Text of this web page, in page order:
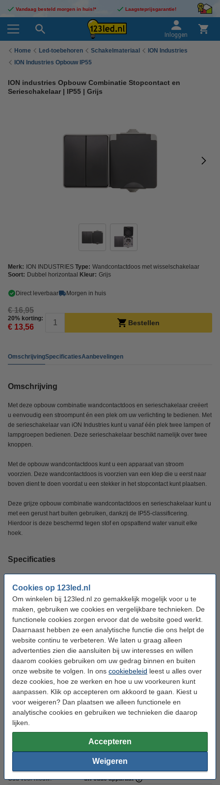
Cookies op 123led.nl
Om winkelen bij 123led.nl zo gemakkelijk mogelijk voor u te
maken, gebruiken we cookies en vergelijkbare technieken. De
functionele cookies zorgen ervoor dat de website goed werkt.
Daarnaast hebben ze een analytische functie die ons helpt de
website continu te verbeteren. We laten u graag alleen
advertenties zien die aansluiten bij uw interesses en willen
daarom cookies gebruiken om uw gedrag binnen en buiten
onze website te volgen. In ons cookiebeleid leest u alles over
deze cookies, hoe ze werken en hoe u uw voorkeuren kunt
aanpassen. Klik op accepteren om akkoord te gaan. Kiest u
voor weigeren? Dan plaatsen we alleen functionele en
analytische cookies en gebruiken we technieken die daarop
lijken.
Accepteren
Weigeren
Vandaag besteld morgen in huis!* Laagsteprijsgarantie!
Inloggen
Home Led-toebehoren Schakelmateriaal
ION Industries
ION Industries Opbouw IP55
ION industries Opbouw Combinatie Stopcontact en
Serieschakelaar | IP55 | Grijs
Merk: ION INDUSTRIES Type: Wandcontactdoos met wisselschakelaar
Soort: Dubbel horizontaal Kleur: Grijs
Direct leverbaar Morgen in huis
€ 16,95
20% korting:
€ 13,56 Bestellen
OmschrijvingSpecificatiesAanbevelingen
Omschrijving
Met deze opbouw combinatie wandcontactdoos en serieschakelaar creëert
u eenvoudig een stroompunt én een plek om uw verlichting te bedienen. Met
de serieschakelaar van iON Industries kunt u vanaf één plek twee lampen of
lampgroepen bedienen. Deze serieschakelaar beschikt namelijk over twee
knoppen.
Met de opbouw wandcontactdoos kunt u een apparaat van stroom
voorzien. Deze wandcontactdoos is voorzien van een klep die u eerst naar
boven dient te doen voordat u een stekker in het stopcontact kunt plaatsen.
Deze grijze opbouw combinatie wandcontactdoos en serieschakelaar kunt u
met een gerust hart buiten gebruiken, dankzij de IP55-classificering.
Hierdoor is deze beschermd tegen stof en opspattend water vanuit elke
hoek.
Specificaties
Merk: ION INDUSTRIES
Type: Wandcontactdoos met wisselschakelaar
Soort: Dubbel horizontaal
Kleur: Grijs
Kleur rand: RAL 7015
Materiaal: Thermoplastisch
Afmetingen: 65 x 150 mm (lxb)
Diepte: 53 mm
Montage: Opbouw
Buiten
Oud voor nieuw: uw oude apparaat